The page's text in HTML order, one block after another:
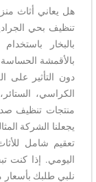
هل يعاني أثاث
تنظيف بحي
بالبخار
بالأقمشة
دون التأثير على
الكراسي،
منتجات تنظيف
يجعلنا الشركة
تعقيم شامل
اليومي. إذا كنت
نلبي طلبك